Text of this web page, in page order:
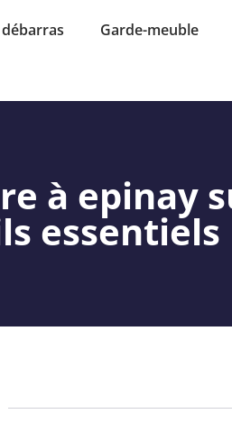
Garde-meuble
à epinay
essentiels